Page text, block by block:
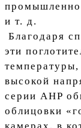
и т. д.
Благодаря
эти
высокой
серии AHP
облицовки